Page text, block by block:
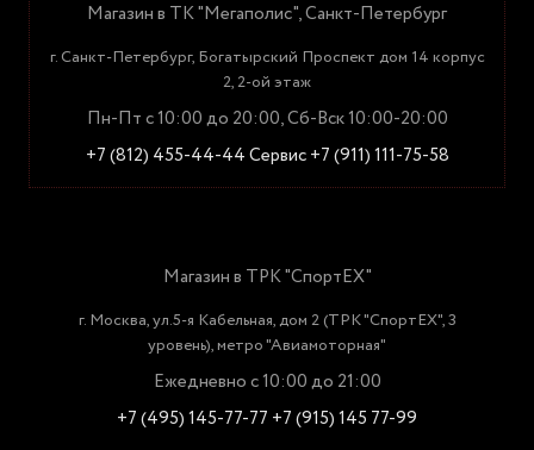
Магазин в ТК "Мегаполис", Санкт-Петербург
г. Санкт-Петербург, Богатырский Проспект дом 14 корпус
2, 2-ой этаж
Пн-Пт с 10:00 до 20:00, Сб-Вск 10:00-20:00
+7 (812) 455-44-44Сервис +7 (911) 111-75-58
Магазин в ТРК "СпортЕХ"
г. Москва, ул.5-я Кабельная, дом 2 (ТРК "СпортЕХ", 3
уровень), метро "Авиамоторная"
Ежедневно с 10:00 до 21:00
+7 (495) 145-77-77 +7 (915) 145 77-99